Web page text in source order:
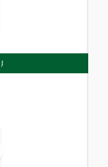
讓升職免抽號碼牌！最新雇主品